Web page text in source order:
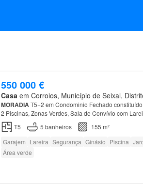
550 000 €
Casaem Corroios, Município de Seixal,
MORADIAT5+2 em Condominio Fechado
2 Piscinas, Zonas Verdes, Sala de Convívio com
Bastante Luz Solar orientada a Poente, equipada com
T5 5 banheiros
155 m²
Garajem Lareira Segurança Ginásio Piscina
Área verde